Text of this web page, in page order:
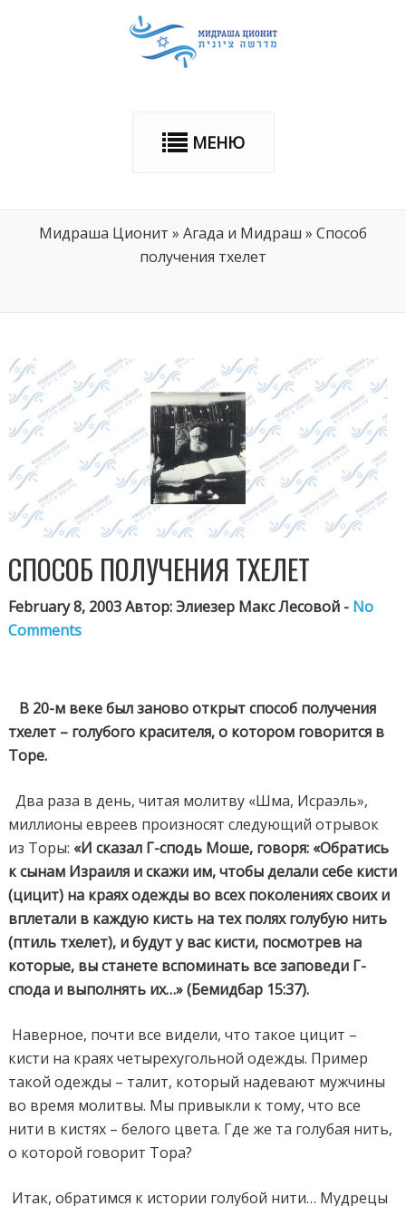
МЕНЮ
Мидраша Ционит » Агада и Мидраш » Способ
получения тхелет
СПОСОБ ПОЛУЧЕНИЯ ТХЕЛЕТ
February 8, 2003 Автор: Элиезер Макс Лесовой - No
Comments
В 20-м веке был заново открыт способ получения
тхелет – голубого красителя, о котором говорится в
Торе.
Два раза в день, читая молитву «Шма, Исраэль»,
миллионы евреев произносят следующий отрывок
из Торы: «И сказал Г-сподь Моше, говоря: «Обратись
к сынам Израиля и скажи им, чтобы делали себе кисти
(цицит) на краях одежды во всех поколениях своих и
вплетали в каждую кисть на тех полях голубую нить
(птиль тхелет), и будут у вас кисти, посмотрев на
которые, вы станете вспоминать все заповеди Г-
спода и выполнять их…» (Бемидбар 15:37).
Наверное, почти все видели, что такое цицит –
кисти на краях четырехугольной одежды. Пример
такой одежды – талит, который надевают мужчины
во время молитвы. Мы привыкли к тому, что все
нити в кистях – белого цвета. Где же та голубая нить,
о которой говорит Тора?
Итак, обратимся к истории голубой нити… Мудрецы